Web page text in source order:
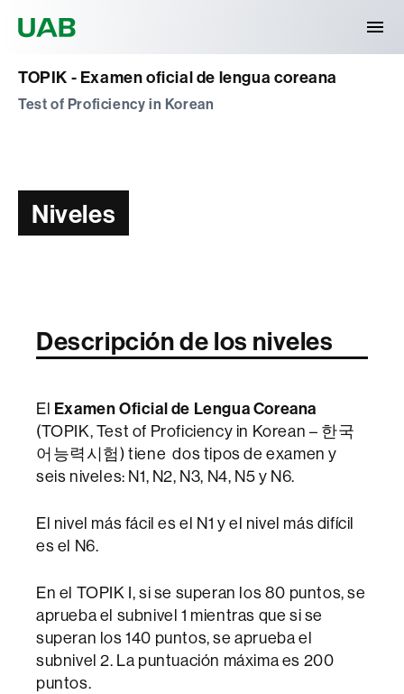
TOPIK - Examen oficial de lengua coreana
Test of Proficiency in Korean
Niveles
Descripción de los niveles
El Examen Oficial de Lengua Coreana
(TOPIK, Test of Proficiency in Korean – 한국
어능력시험) tiene dos tipos de examen y
seis niveles: N1, N2, N3, N4, N5 y N6.
El nivel más fácil es el N1 y el nivel más difícil
es el N6.
En el TOPIK I, si se superan los 80 puntos, se
aprueba el subnivel 1 mientras que si se
superan los 140 puntos, se aprueba el
subnivel 2. La puntuación máxima es 200
puntos.